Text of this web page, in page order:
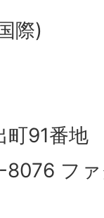
際)
町91番地
8076 フ